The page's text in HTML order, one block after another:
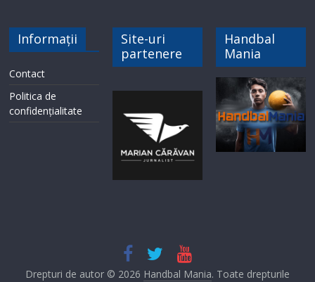
Informații
Contact
Politica de
confidențialitate
Site-uri
partenere
Handbal
Mania
Drepturi de autor © 2026 Handbal Mania. Toate drepturile